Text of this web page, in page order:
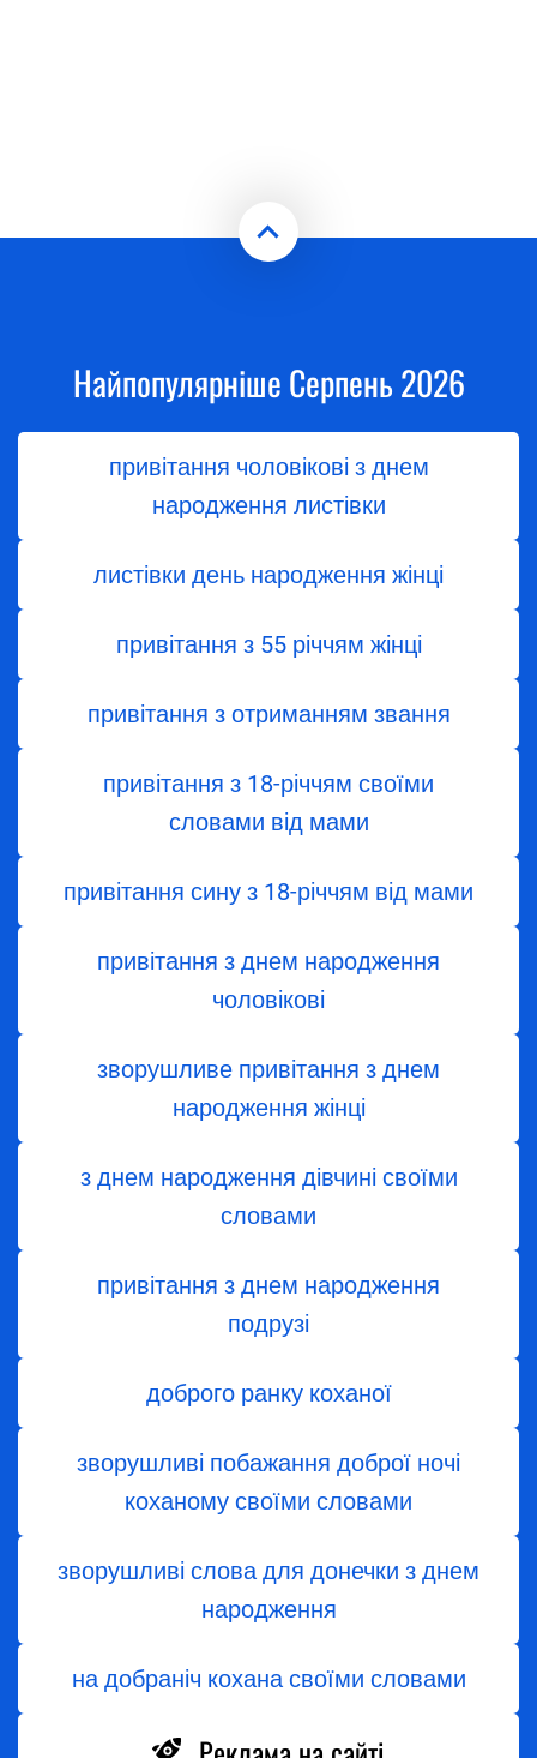
Найпопулярніше Серпень 2026
привітання чоловікові з днем
народження листівки
листівки день народження жінці
привітання з 55 річчям жінці
привітання з отриманням звання
привітання з 18-річчям своїми
словами від мами
привітання сину з 18-річчям від мами
привітання з днем народження
чоловікові
зворушливе привітання з днем
народження жінці
з днем ​​народження дівчині своїми
словами
привітання з днем народження
подрузі
доброго ранку коханої
зворушливі побажання доброї ночі
коханому своїми словами
зворушливі слова для донечки з днем
народження
на добраніч кохана своїми словами